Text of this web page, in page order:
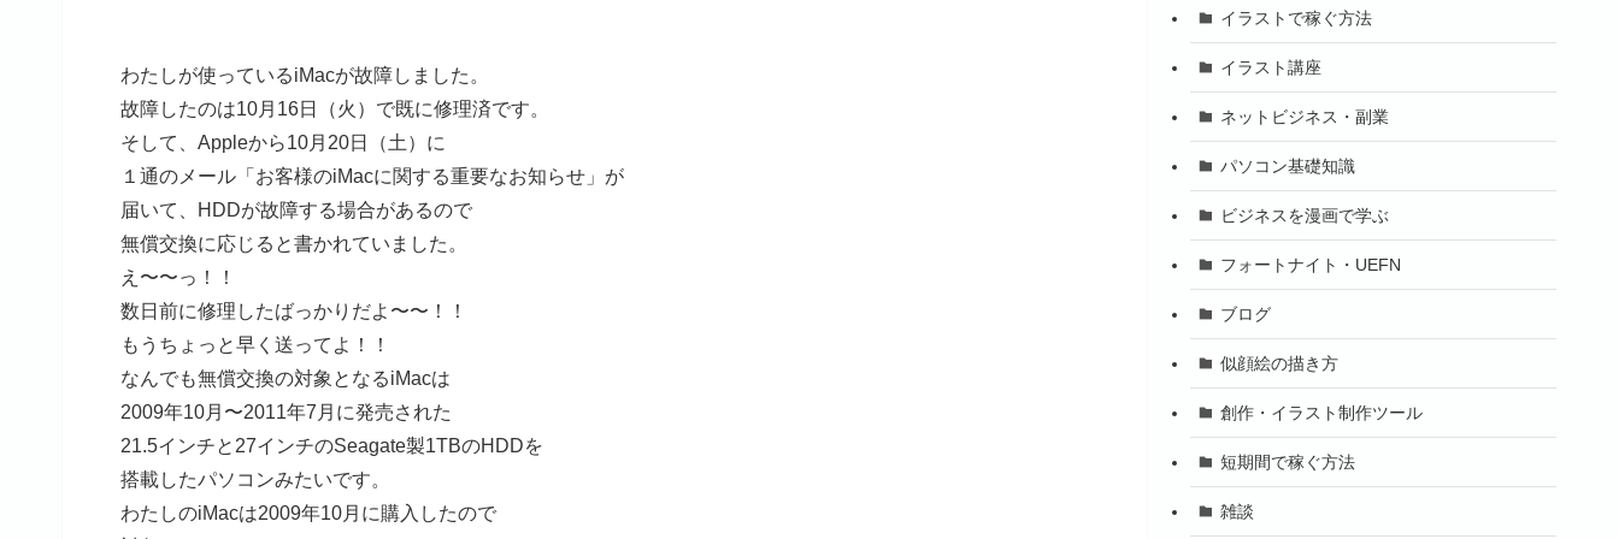
わたしが使っているiMacが故障しました。
故障したのは10月16日（火）で既に修理済です。
そして、Appleから10月20日（土）に
１通のメール「お客様のiMacに関する重要なお知らせ」が
届いて、HDDが故障する場合があるので
無償交換に応じると書かれていました。
え〜〜っ！！
数日前に修理したばっかりだよ〜〜！！
もうちょっと早く送ってよ！！
なんでも無償交換の対象となるiMacは
2009年10月〜2011年7月に発売された
21.5インチと27インチのSeagate製1TBのHDDを
搭載したパソコンみたいです。
わたしのiMacは2009年10月に購入したので
イラストで稼ぐ方法
イラスト講座
ネットビジネス・副業
パソコン基礎知識
ビジネスを漫画で学ぶ
フォートナイト・UEFN
ブログ
似顔絵の描き方
創作・イラスト制作ツール
短期間で稼ぐ方法
雑談